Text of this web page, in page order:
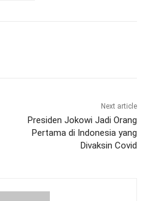
Next article
Presiden Jokowi Jadi Orang
Pertama di Indonesia yang
Divaksin Covid